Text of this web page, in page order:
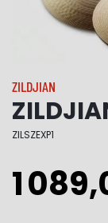
ZILDJIAN
ZILSZEXP1
1